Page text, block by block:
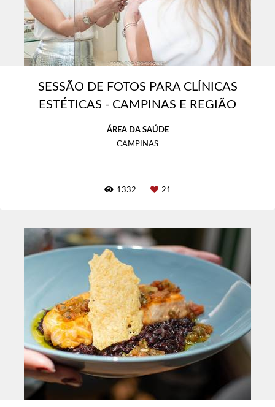
SESSÃO DE FOTOS PARA CLÍNICAS
ESTÉTICAS - CAMPINAS E REGIÃO
ÁREA DA SAÚDE
CAMPINAS
1332 21